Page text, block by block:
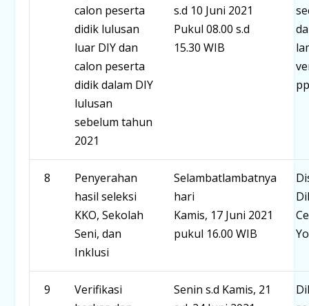
calon peserta
didik lulusan
luar DIY dan
calon peserta
didik dalam DIY
lulusan
sebelum tahun
2021
s.d 10 Juni 2021
Pukul 08.00 s.d
15.30 WIB
8
Penyerahan
hasil seleksi
KKO, Sekolah
Seni, dan
Inklusi
Selambatlambatnya
hari
Kamis, 17 Juni 2021
pukul 16.00 WIB
9
Verifikasi
Senin s.d Kamis, 21